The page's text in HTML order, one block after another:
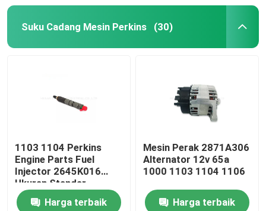
Suku Cadang Mesin Perkins (30)
1103 1104 Perkins
Engine Parts Fuel
Injector 2645K016
Ukuran Standar
Harga terbaik
Mesin Perak 2871A306
Alternator 12v 65a
1000 1103 1104 1106
Harga terbaik